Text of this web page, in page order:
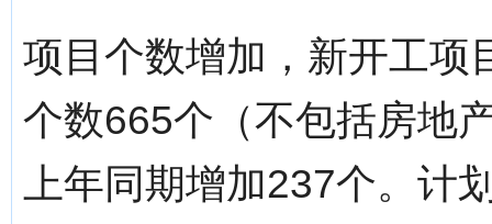
项目个数增加，新开工项
个数665个（不包括房地
上年同期增加237个。计